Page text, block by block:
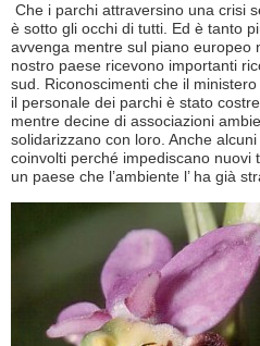
Che i parchi attraversino una crisi
è sotto gli occhi di tutti. Ed è tanto
avvenga mentre sul piano europeo
nostro paese ricevono importanti
sud. Riconoscimenti che il
il personale dei parchi è stato
mentre decine di associazioni
solidarizzano con loro. Anche
coinvolti perché impediscano nuovi
un paese che l’ambiente l’ ha già